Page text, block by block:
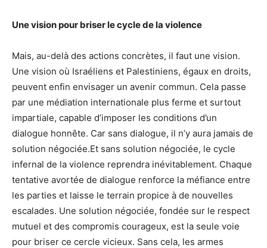
Une vision pour briser le cycle de la violence
Mais, au-delà des actions concrètes, il faut une vision.
Une vision où Israéliens et Palestiniens, égaux en droits,
peuvent enfin envisager un avenir commun. Cela passe
par une médiation internationale plus ferme et surtout
impartiale, capable d’imposer les conditions d’un
dialogue honnête. Car sans dialogue, il n’y aura jamais de
solution négociée.Et sans solution négociée, le cycle
infernal de la violence reprendra inévitablement. Chaque
tentative avortée de dialogue renforce la méfiance entre
les parties et laisse le terrain propice à de nouvelles
escalades. Une solution négociée, fondée sur le respect
mutuel et des compromis courageux, est la seule voie
pour briser ce cercle vicieux. Sans cela, les armes